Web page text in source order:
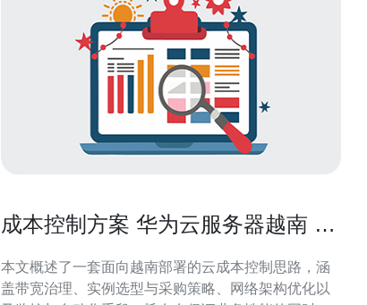
成本控制方案 华为云服务器越南 如
本文概述了一套面向越南部署的云成本控制思路，涵
盖带宽治理、实例选型与采购策略、网络架构优化以